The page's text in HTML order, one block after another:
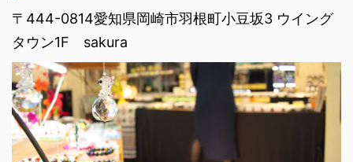
〒444-0814愛知県岡崎市羽根町小豆坂3 ウイング
タウン1F sakura